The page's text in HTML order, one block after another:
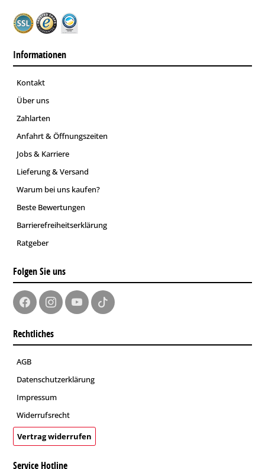
Informationen
Kontakt
Über uns
Zahlarten
Anfahrt & Öffnungszeiten
Jobs & Karriere
Lieferung & Versand
Warum bei uns kaufen?
Beste Bewertungen
Barrierefreiheitserklärung
Ratgeber
Folgen Sie uns
Rechtliches
AGB
Datenschutzerklärung
Impressum
Widerrufsrecht
Vertrag widerrufen
Service Hotline